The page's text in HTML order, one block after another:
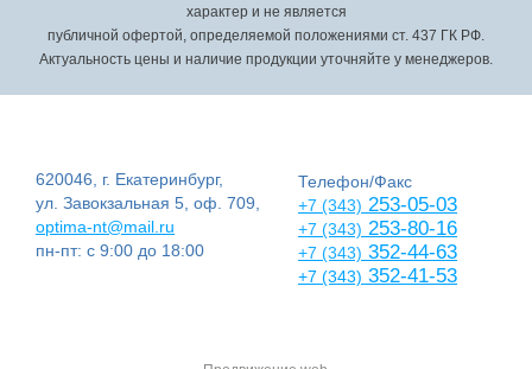
характер и не является
публичной офертой, определяемой положениями ст. 437 ГК РФ.
Актуальность цены и наличие продукции уточняйте у менеджеров.
620046, г. Екатеринбург,
ул. Завокзальная 5, оф. 709,
optima-nt@mail.ru
пн-пт: с 9:00 до 18:00
Телефон/Факс
+7 (343) 253-05-03
+7 (343) 253-80-16
+7 (343) 352-44-63
+7 (343) 352-41-53